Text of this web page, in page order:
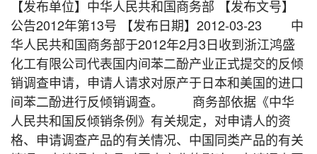
【发布单位】中华人民共和国商务部 【发布文号】
公告2012年第13号 【发布日期】2012-03-23 中
华人民共和国商务部于2012年2月3日收到浙江鸿盛
化工有限公司代表国内间苯二酚产业正式提交的反倾
销调查申请，申请人请求对原产于日本和美国的进口
间苯二酚进行反倾销调查。 商务部依据《中华
人民共和国反倾销条例》有关规定，对申请人的资
格、申请调查产品的有关情况、中国同类产品的有关